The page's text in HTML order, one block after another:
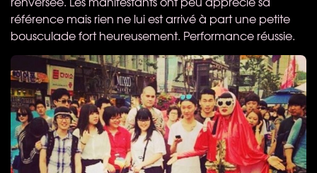
référence mais rien ne lui est arrivé à part une petite
bousculade fort heureusement. Performance réussie.